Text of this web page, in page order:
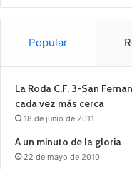
Popular
La Roda C.F. 3-San
cada vez más cerca
18 de junio de 2011
A un minuto de la gloria
22 de mayo de 2010